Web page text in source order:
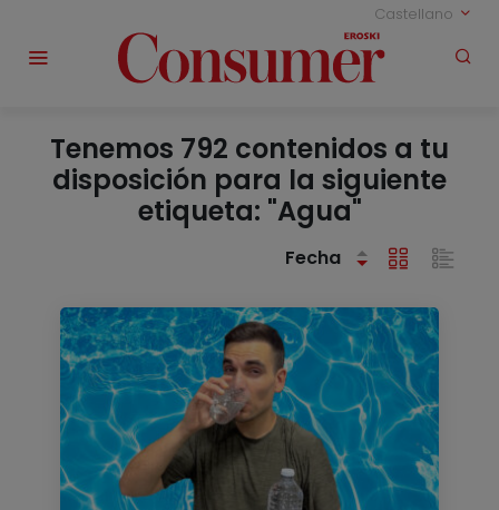
Castellano
Tenemos 792 contenidos a tu
disposición para la siguiente
etiqueta: "Agua"
Fecha